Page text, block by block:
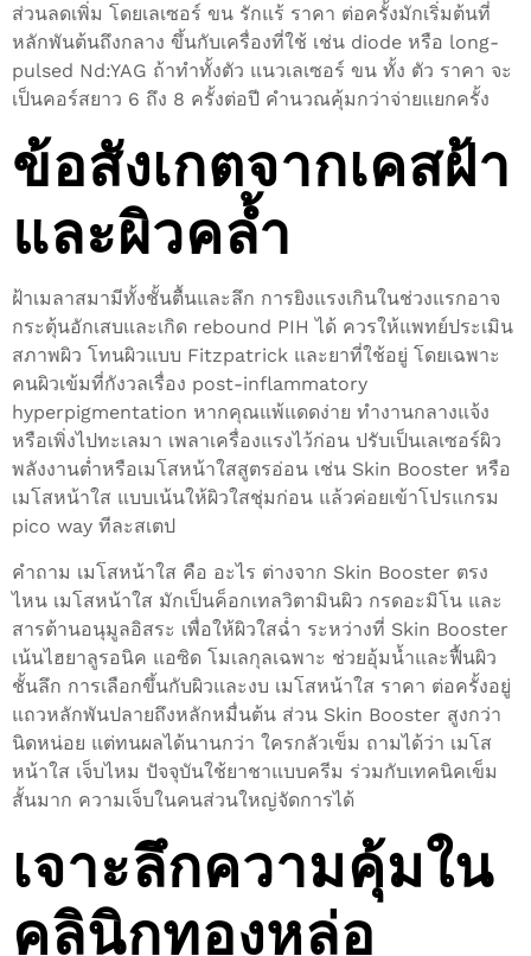
ส่วนลดเพิ่ม โดยเลเซอร์ ขน รักแร้ ราคา ต่อครั้งมักเริ่มต้นที่
หลักพันต้นถึงกลาง ขึ้นกับเครื่องที่ใช้ เช่น diode หรือ long-
pulsed Nd:YAG ถ้าทำทั้งตัว แนวเลเซอร์ ขน ทั้ง ตัว ราคา จะ
เป็นคอร์สยาว 6 ถึง 8 ครั้งต่อปี คำนวณคุ้มกว่าจ่ายแยกครั้ง
ข้อสังเกตจากเคสฝ้า
และผิวคล้ำ
ฝ้าเมลาสมามีทั้งชั้นตื้นและลึก การยิงแรงเกินในช่วงแรกอาจ
กระตุ้นอักเสบและเกิด rebound PIH ได้ ควรให้แพทย์ประเมิน
สภาพผิว โทนผิวแบบ Fitzpatrick และยาที่ใช้อยู่ โดยเฉพาะ
คนผิวเข้มที่กังวลเรื่อง post-inflammatory
hyperpigmentation หากคุณแพ้แดดง่าย ทำงานกลางแจ้ง
หรือเพิ่งไปทะเลมา เพลาเครื่องแรงไว้ก่อน ปรับเป็นเลเซอร์ผิว
พลังงานต่ำหรือเมโสหน้าใสสูตรอ่อน เช่น Skin Booster หรือ
เมโสหน้าใส แบบเน้นให้ผิวใสชุ่มก่อน แล้วค่อยเข้าโปรแกรม
pico way ทีละสเตป
คำถาม เมโสหน้าใส คือ อะไร ต่างจาก Skin Booster ตรง
ไหน เมโสหน้าใส มักเป็นค็อกเทลวิตามินผิว กรดอะมิโน และ
สารต้านอนุมูลอิสระ เพื่อให้ผิวใสฉ่ำ ระหว่างที่ Skin Booster
เน้นไฮยาลูรอนิค แอซิด โมเลกุลเฉพาะ ช่วยอุ้มน้ำและฟื้นผิว
ชั้นลึก การเลือกขึ้นกับผิวและงบ เมโสหน้าใส ราคา ต่อครั้งอยู่
แถวหลักพันปลายถึงหลักหมื่นต้น ส่วน Skin Booster สูงกว่า
นิดหน่อย แต่ทนผลได้นานกว่า ใครกลัวเข็ม ถามได้ว่า เมโส
หน้าใส เจ็บไหม ปัจจุบันใช้ยาชาแบบครีม ร่วมกับเทคนิคเข็ม
สั้นมาก ความเจ็บในคนส่วนใหญ่จัดการได้
เจาะลึกความคุ้มใน
คลินิกทองหล่อ